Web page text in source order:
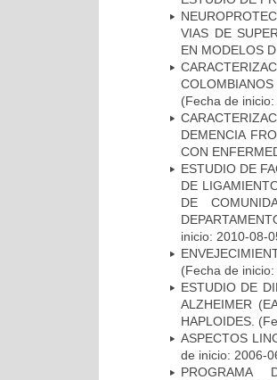
VIAS DE
EN MODELOS
(Fecha de
DEMENCIA
CON
ESTUDIO DE
DE
DE
inicio: 2010-08-
(Fecha de
ESTUDIO DE
ALZHEIMER
HAPLOIDES.
ASPECTOS
de inicio: 2006-
PROGRAMA